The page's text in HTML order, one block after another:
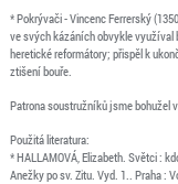
* Pokrývači - Vincenc Ferrerský
ve svých kázáních obvykle využíval
heretické reformátory; přispěl k
ztišení bouře.
Patrona soustružníků jsme bohužel
Použitá literatura:
* HALLAMOVÁ, Elizabeth. Světci :
Anežky po sv. Zitu. Vyd. 1.. Praha :